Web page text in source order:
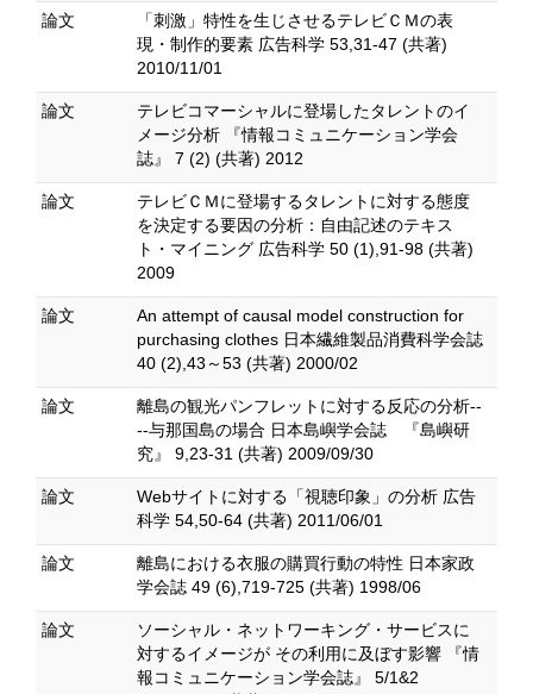
論文
「刺激」特性を生じさせるテレビＣＭの表
現・制作的要素 広告科学 53,31-47 (共著)
2010/11/01
論文
テレビコマーシャルに登場したタレントのイ
メージ分析 『情報コミュニケーション学会
誌』 7 (2) (共著) 2012
論文
テレビＣＭに登場するタレントに対する態度
を決定する要因の分析：自由記述のテキス
ト・マイニング 広告科学 50 (1),91-98 (共著)
2009
論文
An attempt of causal model construction for
purchasing clothes 日本繊維製品消費科学会誌
40 (2),43～53 (共著) 2000/02
論文
離島の観光パンフレットに対する反応の分析--
--与那国島の場合 日本島嶼学会誌 『島嶼研
究』 9,23-31 (共著) 2009/09/30
論文
Webサイトに対する「視聴印象」の分析 広告
科学 54,50-64 (共著) 2011/06/01
論文
離島における衣服の購買行動の特性 日本家政
学会誌 49 (6),719-725 (共著) 1998/06
論文
ソーシャル・ネットワーキング・サービスに
対するイメージが その利用に及ぼす影響 『情
報コミュニケーション学会誌』 5/1&2